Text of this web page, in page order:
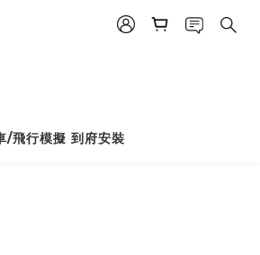
/飛行模擬 到府安裝